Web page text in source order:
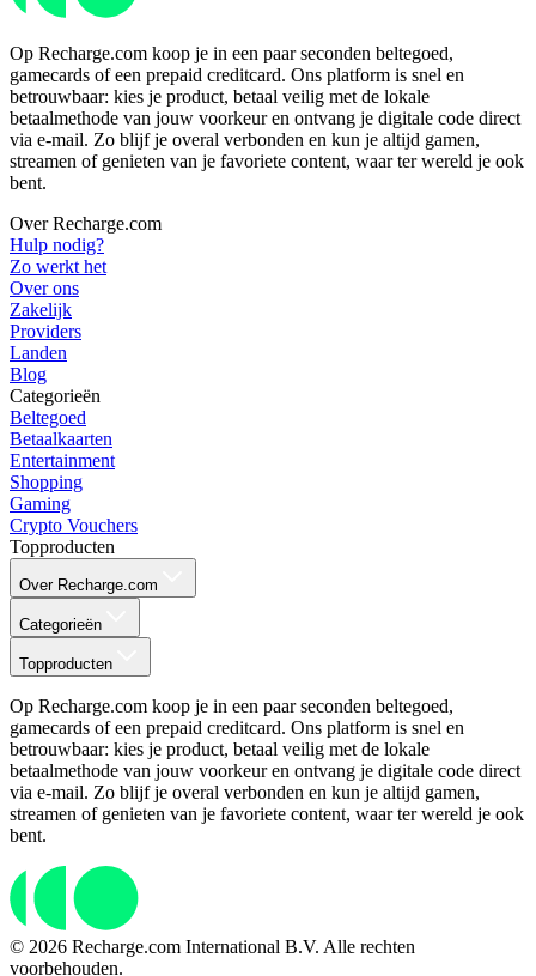
Op Recharge.com koop je in een paar seconden beltegoed,
gamecards of een prepaid creditcard. Ons platform is snel en
betrouwbaar: kies je product, betaal veilig met de lokale
betaalmethode van jouw voorkeur en ontvang je digitale code direct
via e-mail. Zo blijf je overal verbonden en kun je altijd gamen,
streamen of genieten van je favoriete content, waar ter wereld je ook
bent.
Over Recharge.com
Hulp nodig?
Zo werkt het
Over ons
Zakelijk
Providers
Landen
Blog
Categorieën
Beltegoed
Betaalkaarten
Entertainment
Shopping
Gaming
Crypto Vouchers
Topproducten
Over Recharge.com
Categorieën
Topproducten
Op Recharge.com koop je in een paar seconden beltegoed,
gamecards of een prepaid creditcard. Ons platform is snel en
betrouwbaar: kies je product, betaal veilig met de lokale
betaalmethode van jouw voorkeur en ontvang je digitale code direct
via e-mail. Zo blijf je overal verbonden en kun je altijd gamen,
streamen of genieten van je favoriete content, waar ter wereld je ook
bent.
© 2026 Recharge.com International B.V. Alle rechten
voorbehouden.